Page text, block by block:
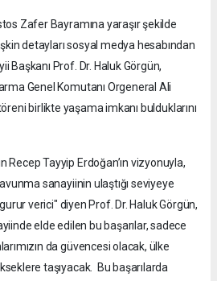
Zafer Bayramına yaraşır şekilde
detayları sosyal medya hesabından
Başkanı Prof. Dr. Haluk Görgün,
Genel Komutanı Orgeneral Ali
birlikte yaşama imkanı bulduklarını
Recep Tayyip Erdoğan’ın vizyonuyla,
sanayiinin ulaştığı seviyeye
verici" diyen Prof. Dr. Haluk Görgün,
elde edilen bu başarılar, sadece
da güvencesi olacak, ülke
taşıyacak. Bu başarılarda